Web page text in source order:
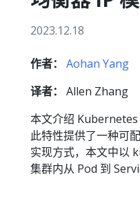
2023.12.18
作者：
Aohan Yang
译者：
Allen Zhang
本文介绍 Kubernetes
此特性提供了一种可
实现方式，本文中以
集群内从 Pod 到